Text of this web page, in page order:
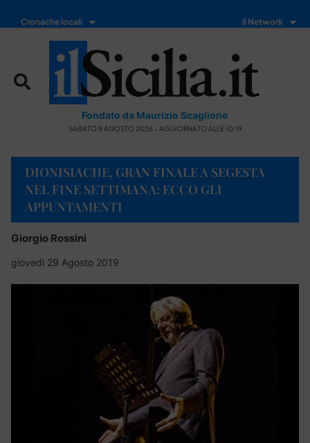
Cronache locali Il Network
Fondato da Maurizio Scaglione
SABATO 8 AGOSTO 2026 - AGGIORNATO ALLE 10:19
DIONISIACHE, GRAN FINALE A SEGESTA
NEL FINE SETTIMANA: ECCO GLI
APPUNTAMENTI
Giorgio Rossini
giovedì 29 Agosto 2019